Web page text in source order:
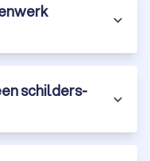
schilders-